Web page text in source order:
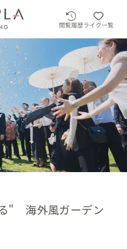
閲覧履歴ライク一覧
" 海外風ガーデン